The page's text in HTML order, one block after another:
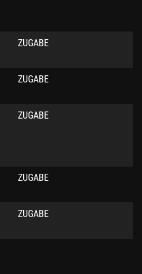
ZUGABE
ZUGABE
ZUGABE
ZUGABE
ZUGABE